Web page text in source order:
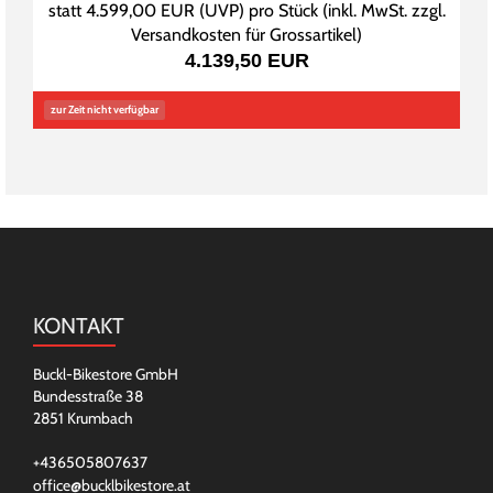
statt4.599,00 EUR(UVP) pro Stück (inkl. MwSt. zzgl.
Versandkosten für Grossartikel)
4.139,50 EUR
zur Zeit nicht verfügbar
KONTAKT
Buckl-Bikestore GmbH
Bundesstraße 38
2851 Krumbach
+436505807637
office@bucklbikestore.at